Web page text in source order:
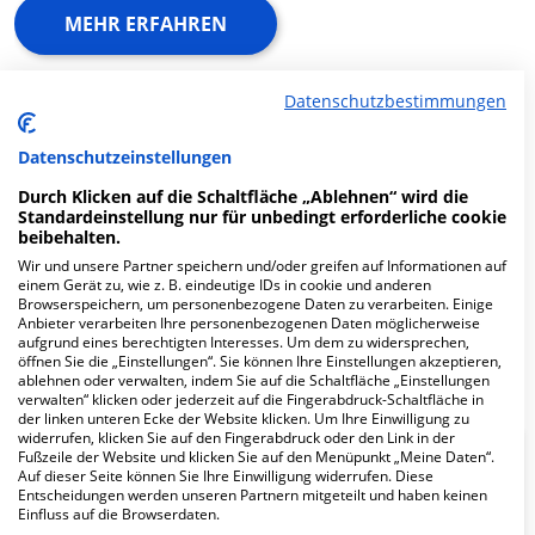
MEHR ERFAHREN
Fachabteilungen
Fachabteilung suchen:
Interdisziplinäre Intensivstation
mit Intensivüberwachungseinheit
(IMC)
Datenschutzbestimmungen
Datenschutzeinstellungen
Durch Klicken auf die Schaltfläche „Ablehnen“ wird die
Standardeinstellung nur für unbedingt erforderliche cookie
beibehalten.
Wir und unsere Partner speichern und/oder greifen auf Informationen auf
einem Gerät zu, wie z. B. eindeutige IDs in cookie und anderen
Browserspeichern, um personenbezogene Daten zu verarbeiten. Einige
Anbieter verarbeiten Ihre personenbezogenen Daten möglicherweise
aufgrund eines berechtigten Interesses. Um dem zu widersprechen,
öffnen Sie die „Einstellungen“. Sie können Ihre Einstellungen akzeptieren,
ablehnen oder verwalten, indem Sie auf die Schaltfläche „Einstellungen
verwalten“ klicken oder jederzeit auf die Fingerabdruck-Schaltfläche in
der linken unteren Ecke der Website klicken. Um Ihre Einwilligung zu
widerrufen, klicken Sie auf den Fingerabdruck oder den Link in der
Fußzeile der Website und klicken Sie auf den Menüpunkt „Meine Daten“.
Auf dieser Seite können Sie Ihre Einwilligung widerrufen. Diese
Entscheidungen werden unseren Partnern mitgeteilt und haben keinen
Einfluss auf die Browserdaten.